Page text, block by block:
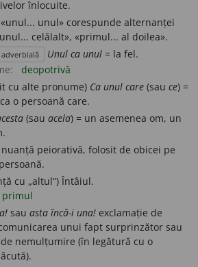
înlocuite.
unul» corespunde alternanței
celălalt», «primul... al doilea».
Unul ca unul = la fel.
deopotrivă
cu alte pronume) Ca unul care (sauce) =
o persoană care.
(sauacela) = un asemenea om, un
nuanță peiorativă, folosit de obicei pe
cu „altul”) Întâiul.
primul
sauasta încă-i una! exclamație de
unui fapt surprinzător sau
nemulțumire (în legătură cu o